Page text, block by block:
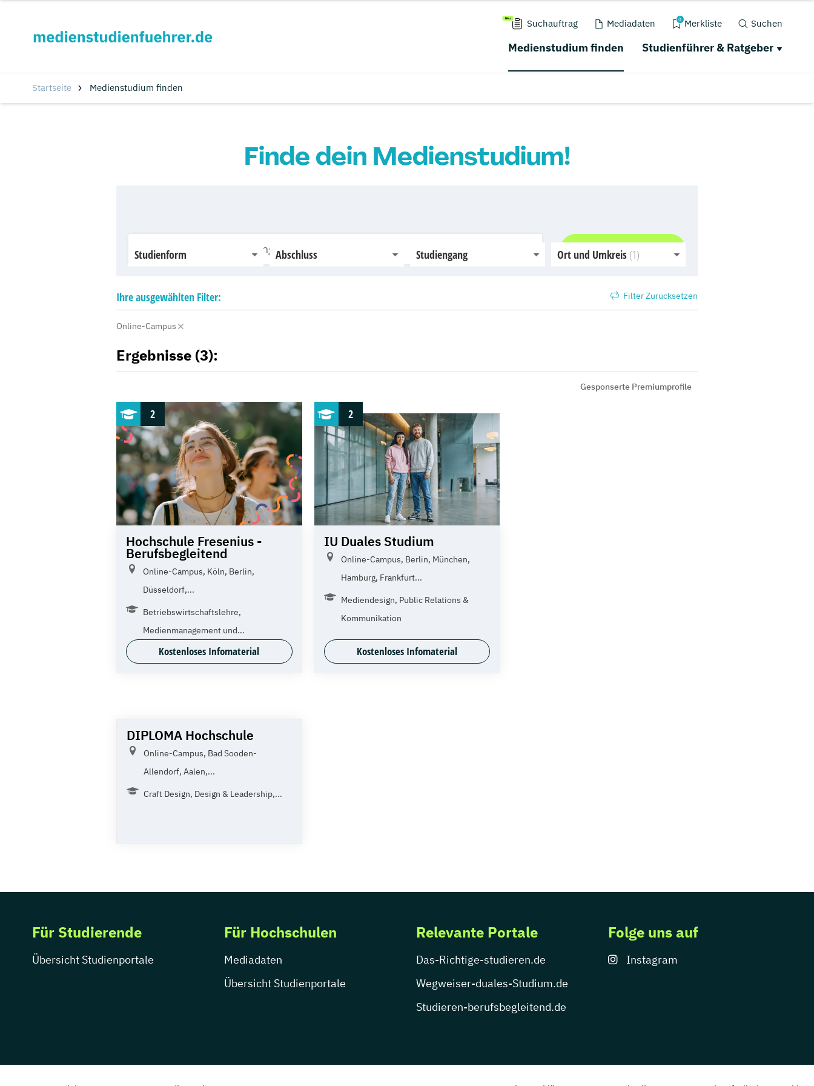
Suchauftrag Mediadaten 0 Merkliste Suchen
Medienstudium finden Studienführer & Ratgeber
Startseite Medienstudium finden
Finde dein Medienstudium!
Jetzt finden
Ihreausgewählten Filter: Filter Zurücksetzen
Online-Campus
Studienform Abschluss Studiengang Ort und Umkreis
Ergebnisse (3):
Gesponserte Premiumprofile
2
Hochschule Fresenius -
Berufsbegleitend
Online-Campus, Köln, Berlin,
Düsseldorf,...
Betriebswirtschaftslehre,
Medienmanagement und...
Kostenloses Infomaterial
2
IU Duales Studium
Online-Campus, Berlin, München,
Hamburg, Frankfurt...
Mediendesign, Public Relations &
Kommunikation
Kostenloses Infomaterial
DIPLOMA Hochschule
Online-Campus, Bad Sooden-
Allendorf, Aalen,...
Craft Design, Design & Leadership,...
Für Studierende
Übersicht Studienportale
Für Hochschulen
Mediadaten
Übersicht Studienportale
Relevante Portale
Das-Richtige-studieren.de
Wegweiser-duales-Studium.de
Studieren-berufsbegleitend.de
Folge uns auf
Instagram